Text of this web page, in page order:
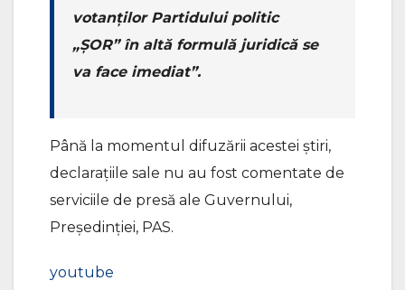
votanților Partidului politic
„ȘOR” în altă formulă juridică se
va face imediat”.
Până la momentul difuzării acestei știri,
declarațiile sale nu au fost comentate de
serviciile de presă ale Guvernului,
Președinției, PAS.
youtube